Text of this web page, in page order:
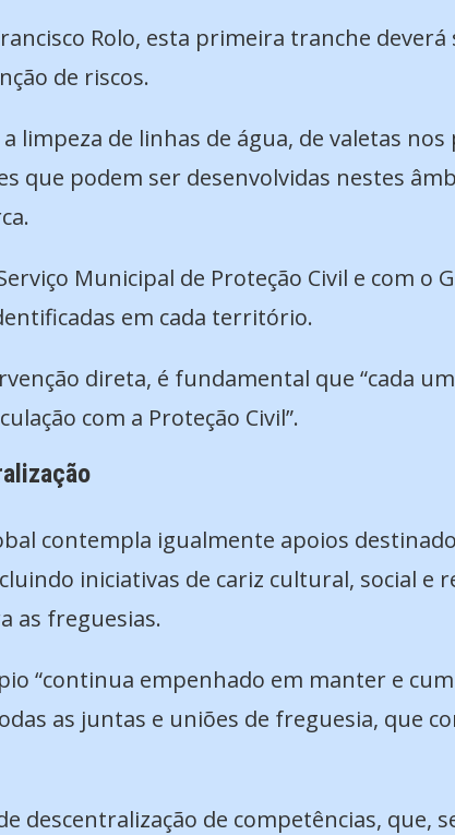
Rolo, esta primeira tranche
de riscos.
limpeza de linhas de água, de valetas
que podem ser desenvolvidas nestes
Municipal de Proteção Civil e com o
em cada território.
direta, é fundamental que “cada
com a Proteção Civil”.
contempla igualmente apoios
iniciativas de cariz cultural, social e
as freguesias.
“continua empenhado em manter e
as juntas e uniões de freguesia, que
de competências, que,